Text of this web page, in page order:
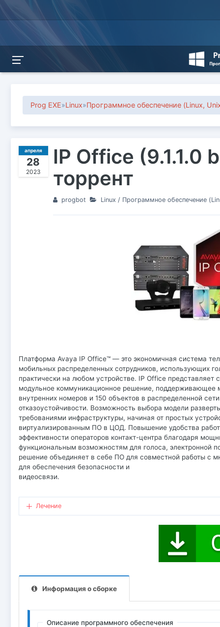
Prog EXE»Linux»Программное обеспечение (Linux,
апреля
28
2023
IP Office (9.1.1.0
торрент
progbot Linux / Программное обеспечение
Платформа Avaya IP Office™ — это экономичная система
мобильных распределенных сотрудников, использующих
практически на любом устройстве. IP Office представляет
модульное коммуникационное решение, поддерживающее
внутренних номеров и 150 объектов в распределенной
отказоустойчивости. Возможность выбора модели
требованиями инфраструктуры, начиная от простых
виртуализированным ПО в ЦОД. Повышение удобства
эффективности операторов контакт-центра благодаря
функциональным возможностям для голоса, электронной
решение объединяет в себе ПО для совместной работы с
для обеспечения безопасности и
видеосвязи.
Лечение
Информация о сборке
Описание программного обеспечения